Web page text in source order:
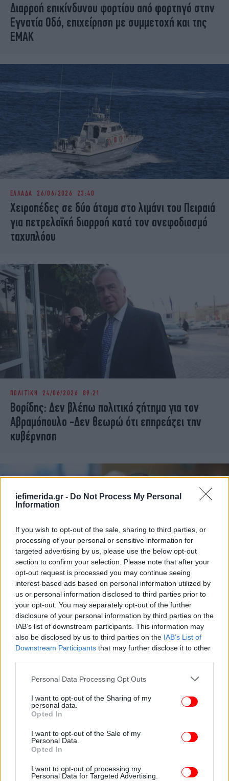
iefimerida.gr - Do Not Process My Personal
Information
If you wish to opt-out of the sale, sharing to third parties, or
processing of your personal or sensitive information for
targeted advertising by us, please use the below opt-out
section to confirm your selection. Please note that after your
opt-out request is processed you may continue seeing
interest-based ads based on personal information utilized by
us or personal information disclosed to third parties prior to
your opt-out. You may separately opt-out of the further
disclosure of your personal information by third parties on the
IAB’s list of downstream participants. This information may
also be disclosed by us to third parties on the IAB’s List of
Downstream Participants that may further disclose it to other
Please note that this website/app uses one or more Google
not limited to your visit or usage behaviour. You may click to
grant or deny consent to Google and its third-party tags to
use your data for below specified purposes in below Google
consent section.
Personal Data Processing Opt Outs
I want to opt-out of the Sharing of my
personal data.
Opted In
I want to opt-out of the Sale of my
Personal Data.
Opted In
I want to opt-out of processing my
Personal Data for Targeted Advertising.
Διαρροή επικίνδυνου φορτίου από φορτηγό στην
Εγνατία Οδό, επιχείρηση με συμμετοχή και της
ΕΜΑΚ
ΕΛΛΑΔΑ 26/06/2026 23:40
Χειροπέδες σε δύο άτομα στο λιμάνι του Πειραιά
για πετρελαϊκή διαρροή κατά τον ανεφοδιασμό
ταχυπλόου
ΠΟΛΙΤΙΚΗ 24/06/2026 09:21
Βορίδης: Δεν βλέπω πολιτικό ζήτημα για τον
Αβραμόπουλο -Δεν θεωρώ ότι επηρεάζει την
κυβέρνηση
ΠΟΛΙΤΙΚΗ 22/06/2026 14:37
Μαρινάκης: Γιατί να διαγράψουμε τη Μισέλ
Ασημακοπούλου, για όνομα του Θεού -Μιλάμε για
ένα mail, δεν έχει καμία σχέση με τη διαδικασία
των εκλογών